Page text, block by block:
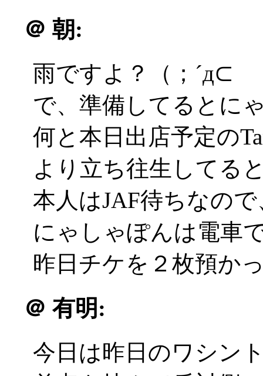
＠ 朝:
雨ですよ？（；´д⊂
で、準備してるとに
何と本日出店予定の
より立ち往生してる
本人はJAF待ちなの
にゃしゃぽんは電車
昨日チケを２枚預か
＠ 有明:
今日は昨日のワシン